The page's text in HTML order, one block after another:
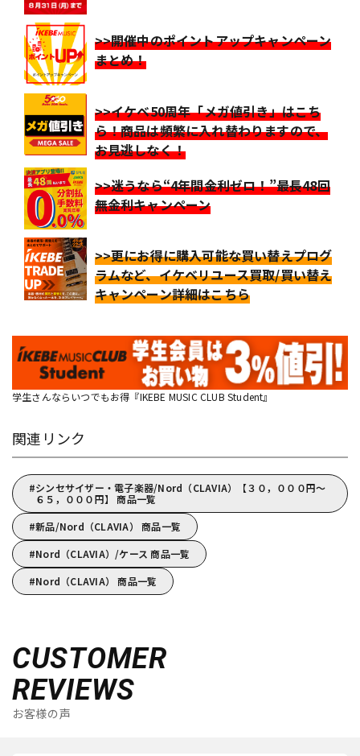
>>開催中のポイントアップキャンペーン
まとめ！
>>イケベ50周年「メガ値引き」はこち
ら！商品は頻繁に入れ替わりますので、
お見逃しなく！
>>迷うなら“4年間金利ゼロ！”最長48回
無金利キャンペーン
>>更にお得に購入可能な買い替えプログ
ラムなど、イケベリユース買取/買い替え
キャンペーン詳細はこちら
学生さんならいつでもお得『IKEBE MUSIC CLUB Student』
関連リンク
シンセサイザー・電子楽器/Nord（CLAVIA）【３０，０００円～
６５，０００円】 商品一覧
新品/Nord（CLAVIA） 商品一覧
Nord（CLAVIA）/ケース 商品一覧
Nord（CLAVIA） 商品一覧
CUSTOMER
REVIEWS
お客様の声